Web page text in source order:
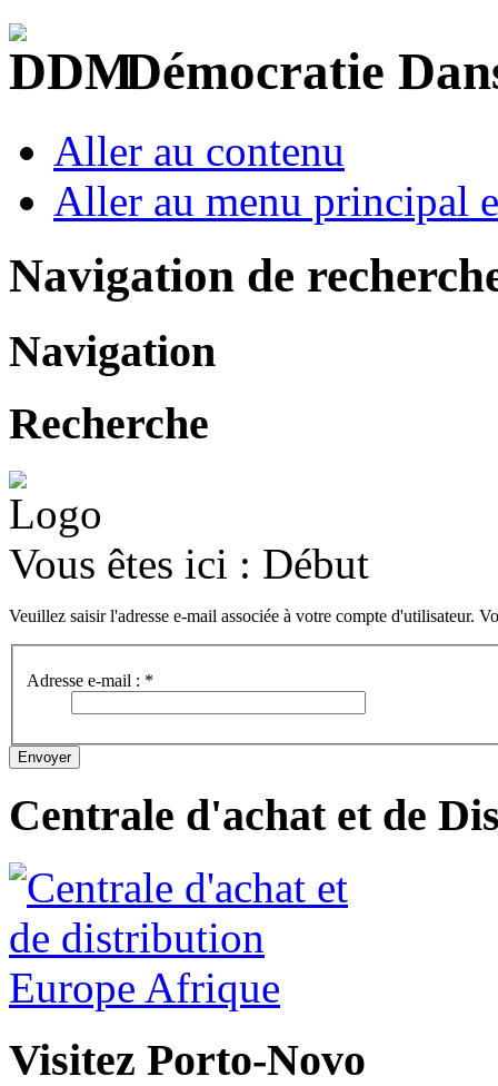
Démocratie
Aller au contenu
Aller au menu principal
Navigation de
Navigation
Recherche
Vous êtes ici : Début
Veuillez saisir l'adresse e-mail associée à votre compte d'utilisateur.
Adresse e-mail : *
Envoyer
Centrale d'achat et de
Visitez Porto-Novo